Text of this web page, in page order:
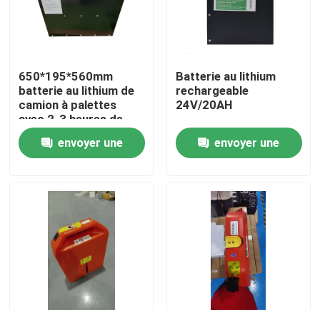
Maison
Au sujet de nous
Visite d'usine
650*195*560mm
batterie au lithium de
camion à palettes
avec 2-3 heures de
temps de décharge
pour les opérations
envoyer une
Batterie au lithium
rechargeable
24V/20AH
envoyer une